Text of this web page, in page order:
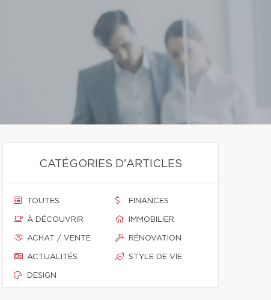
CATÉGORIES D'ARTICLES
TOUTES
À DÉCOUVRIR
ACHAT / VENTE
ACTUALITÉS
DESIGN
FINANCES
IMMOBILIER
RÉNOVATION
STYLE DE VIE